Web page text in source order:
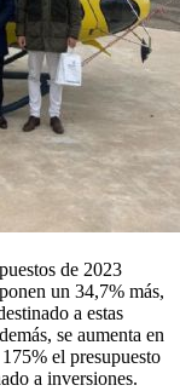
de 2023
un 34,7% más,
a estas
se aumenta en
el presupuesto
a inversiones.